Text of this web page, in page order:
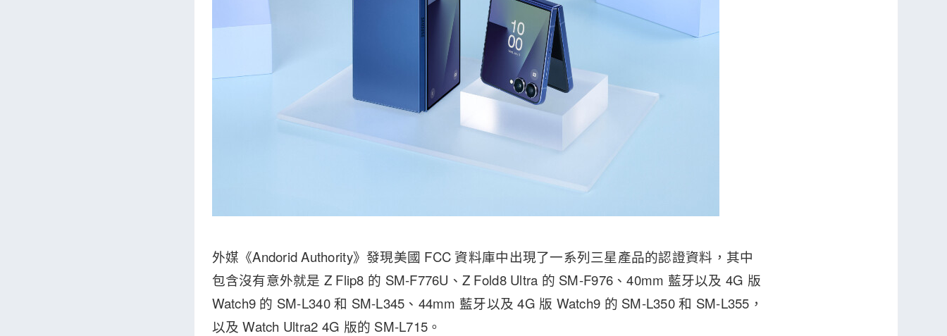
外媒《Andorid Authority》發現美國 FCC 資料庫中出現了一系列三星產品的認證資料，其中
包含沒有意外就是 Z Flip8 的 SM-F776U、Z Fold8 Ultra 的 SM-F976、40mm 藍牙以及 4G 版
Watch9 的 SM-L340 和 SM-L345、44mm 藍牙以及 4G 版 Watch9 的 SM-L350 和 SM-L355，
以及 Watch Ultra2 4G 版的 SM-L715。